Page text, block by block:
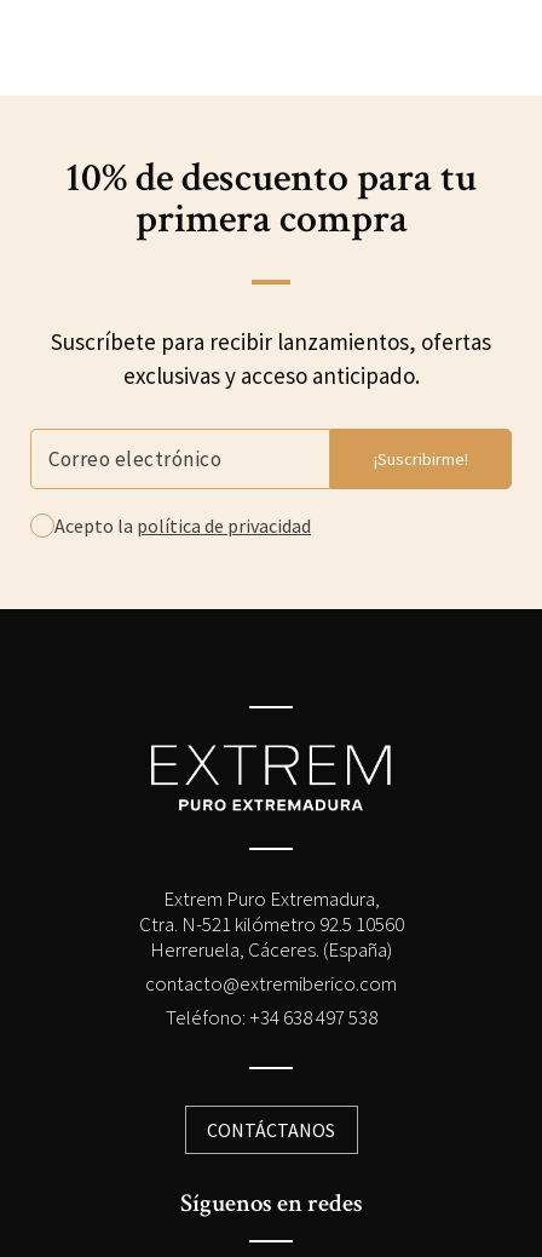
10% de descuento paratu
primera compra
Suscríbete para recibir lanzamientos, ofertas
exclusivas y acceso anticipado.
Acepto la política de privacidad
Extrem Puro Extremadura,
Ctra. N-521 kilómetro 92.5 10560
Herreruela, Cáceres. (España)
contacto@extremiberico.com
Teléfono: +34 638 497 538
CONTÁCTANOS
Síguenos en redes